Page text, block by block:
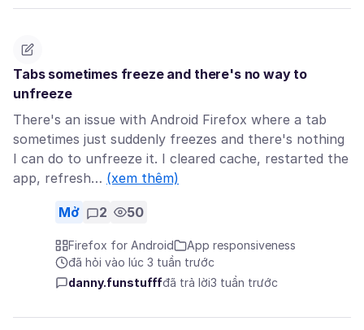
Tabs sometimes freeze and there's no way to
unfreeze
There's an issue with Android Firefox where a tab
sometimes just suddenly freezes and there's nothing
I can do to unfreeze it. I cleared cache, restarted the
app, refresh… (xem thêm)
Mở 2 50
Firefox for Android
App responsiveness
đã hỏi vào lúc 3 tuần trước
danny.funstufffđã trả lời3 tuần trước